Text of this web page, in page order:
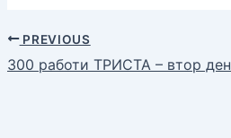
PREVIOUS
300 работи ТРИСТА – втор ден